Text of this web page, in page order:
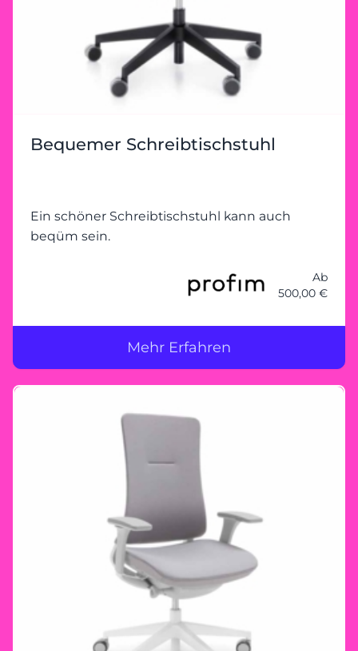
Bequemer Schreibtischstuhl
Ein schöner Schreibtischstuhl kann auch
beqüm sein.
Ab
500,00 €
Mehr Erfahren